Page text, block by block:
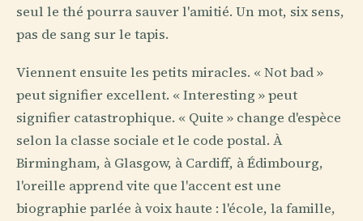
seul le thé pourra sauver l'amitié. Un mot, six sens,
pas de sang sur le tapis.
Viennent ensuite les petits miracles. « Not bad »
peut signifier excellent. « Interesting » peut
signifier catastrophique. « Quite » change d'espèce
selon la classe sociale et le code postal. À
Birmingham, à Glasgow, à Cardiff, à Édimbourg,
l'oreille apprend vite que l'accent est une
biographie parlée à voix haute : l'école, la famille,